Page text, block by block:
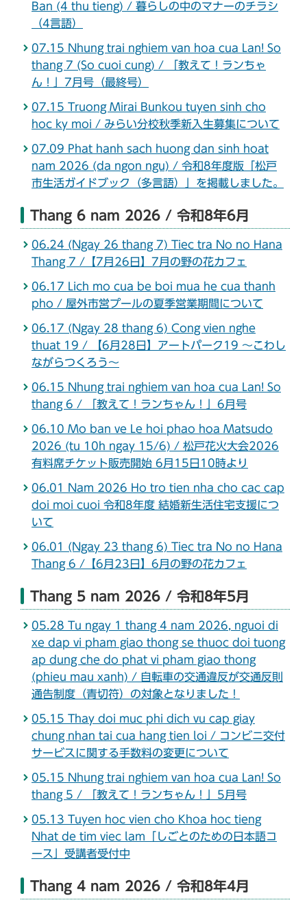
Ban (4 thu tieng) / 暮らしの中のマナーのチラシ
（4言語）
07.15 Nhung trai nghiem van hoa cua Lan! So
thang 7 (So cuoi cung) / 「教えて！ランちゃ
ん！」7月号（最終号）
07.15 Truong Mirai Bunkou tuyen sinh cho
hoc ky moi / みらい分校秋季新入生募集について
07.09 Phat hanh sach huong dan sinh hoat
nam 2026 (da ngon ngu) / 令和8年度版「松戸
市生活ガイドブック（多言語）」を掲載しました。
Thang 6 nam 2026 / 令和8年6月
06.24 (Ngay 26 thang 7) Tiec tra No no Hana
Thang 7 /【7月26日】7月の野の花カフェ
06.17 Lich mo cua be boi mua he cua thanh
pho / 屋外市営プールの夏季営業期間について
06.17 (Ngay 28 thang 6) Cong vien nghe
thuat 19 / 【6月28日】アートパーク19 ～こわし
ながらつくろう～
06.15 Nhung trai nghiem van hoa cua Lan! So
thang 6 / 「教えて！ランちゃん！」6月号
06.10 Mo ban ve Le hoi phao hoa Matsudo
2026 (tu 10h ngay 15/6) / 松戸花火大会2026
有料席チケット販売開始 6月15日10時より
06.01 Nam 2026 Ho tro tien nha cho cac cap
doi moi cuoi 令和8年度 結婚新生活住宅支援につ
いて
06.01 (Ngay 23 thang 6) Tiec tra No no Hana
Thang 6 /【6月23日】6月の野の花カフェ
Thang 5 nam 2026 / 令和8年5月
05.28 Tu ngay 1 thang 4 nam 2026, nguoi di
xe dap vi pham giao thong se thuoc doi tuong
ap dung che do phat vi pham giao thong
(phieu mau xanh) / 自転車の交通違反が交通反則
通告制度（青切符）の対象となりました！
05.15 Thay doi muc phi dich vu cap giay
chung nhan tai cua hang tien loi / コンビニ交付
サービスに関する手数料の変更について
05.15 Nhung trai nghiem van hoa cua Lan! So
thang 5 / 「教えて！ランちゃん！」5月号
05.13 Tuyen hoc vien cho Khoa hoc tieng
Nhat de tim viec lam「しごとのための日本語コ
ース」受講者受付中
Thang 4 nam 2026 / 令和8年4月